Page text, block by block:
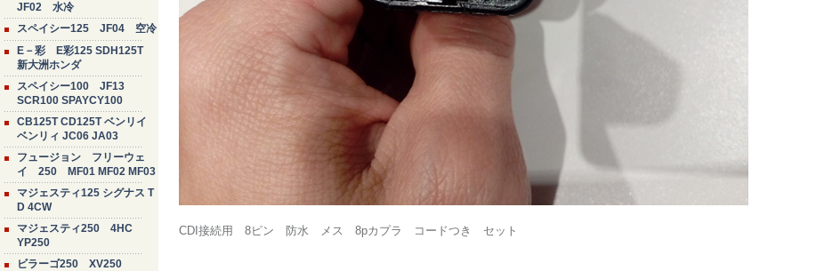
JF02 水冷
スペイシー125 JF04 空冷
E－彩 E彩125 SDH125T
新大洲ホンダ
スペイシー100 JF13
SCR100 SPAYCY100
CB125T CD125T ベンリイ
ベンリィ JC06 JA03
フュージョン フリーウェ
イ 250 MF01 MF02 MF03
マジェスティ125 シグナス T
D 4CW
マジェスティ250 4HC
YP250
ビラーゴ250 XV250
CDI接続用 8ピン 防水 メス 8pカプラ コードつき セット